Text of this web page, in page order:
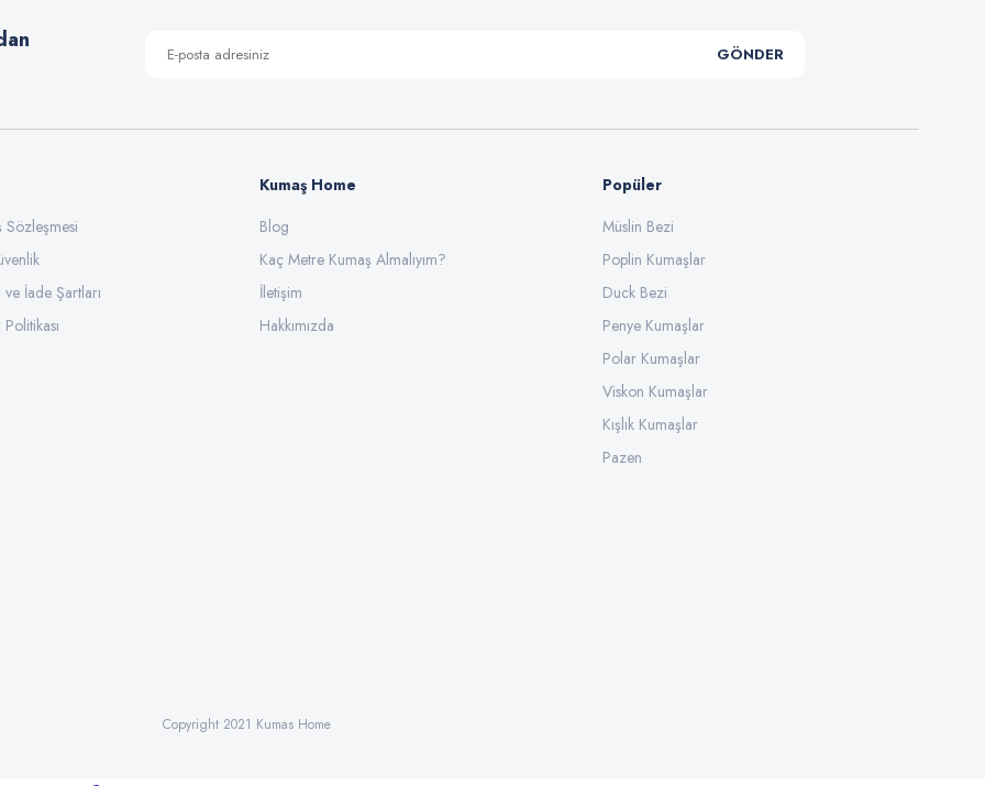
Gönder
GÖNDER
Sözleşmesi
İade Şartları
Kumaş Home
Blog
Kaç Metre Kumaş Almalıyım?
İletişim
Hakkımızda
Popüler
Müslin Bezi
Poplin Kumaşlar
Duck Bezi
Penye Kumaşlar
Polar Kumaşlar
Viskon Kumaşlar
Kışlık Kumaşlar
Pazen
Copyright 2021 Kumas Home